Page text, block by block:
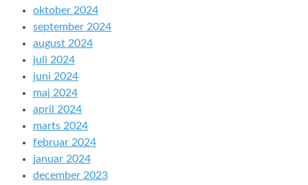
oktober 2024
september 2024
august 2024
juli 2024
juni 2024
maj 2024
april 2024
marts 2024
februar 2024
januar 2024
december 2023